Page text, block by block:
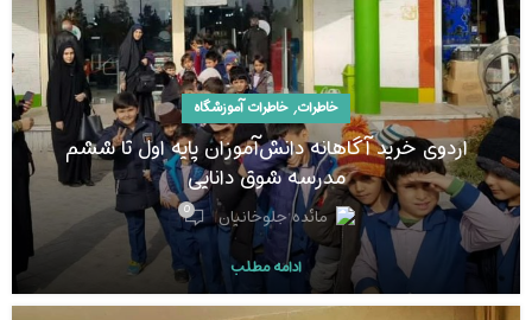
خاطرات, خاطرات آموزشگاه
اردوی خرید آگاهانه دانش‌آموزان پایه اول تا ششم
مدرسه شوق دانایی
مائده جلوخانیان 0
ادامه مطلب